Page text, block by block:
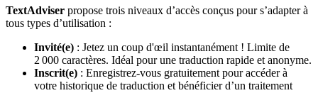
TextAdviser propose trois niveaux d’accès conçus pour s’adapter à
tous types d’utilisation :
Invité(e) : Jetez un coup d'œil instantanément ! Limite de
2 000 caractères. Idéal pour une traduction rapide et anonyme.
Inscrit(e) : Enregistrez-vous gratuitement pour accéder à
votre historique de traduction et bénéficier d’un traitement